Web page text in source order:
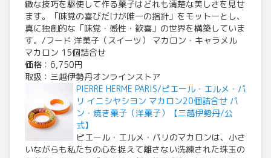
緻な技巧を駆使して作る菓子はどれも清楚な美しさを見せ
ます。「味覚の喜びだけが唯一の指針」をモットーとし、
真に独創的な「味覚・感性・歓喜」の世界を構築していま
す。/フード 洋菓子（スイーツ） マカロン・キャラメル
マカロン 15個詰合せ
価格：6,750円
取扱：三越伊勢丹オンラインストア
PIERRE HERME PARIS/ピエール・エルメ・パ
リ イニシヤシヨン マカロン20個詰合せ パ
ン・焼き菓子（洋菓子）【三越伊勢丹/公
式】
ピエール・エルメ・パリのマカロンは、小さ
いながらも私たちの心を捉えて離さない洗練された珠玉の